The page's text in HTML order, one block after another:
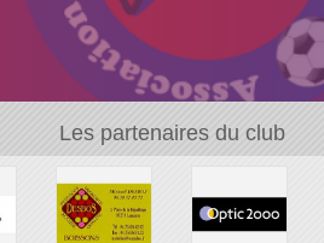
Les partenaires du club